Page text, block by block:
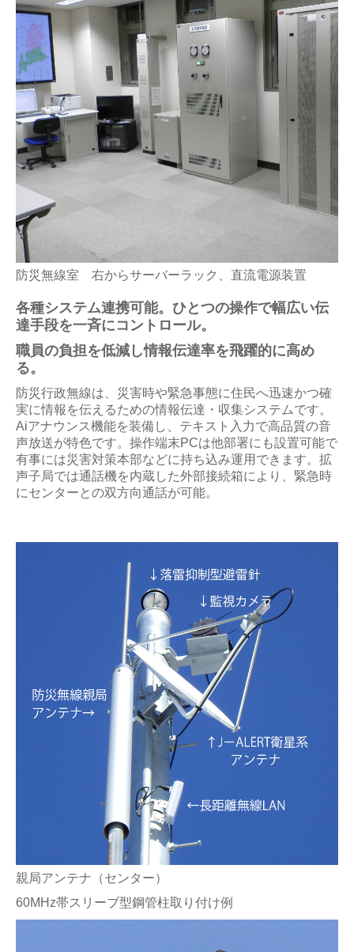
防災無線室 右からサーバーラック、直流電源装置
各種システム連携可能。ひとつの操作で幅広い伝
達手段を一斉にコントロール。
職員の負担を低減し情報伝達率を飛躍的に高め
る。
防災行政無線は、災害時や緊急事態に住民へ迅速かつ確
実に情報を伝えるための情報伝達・収集システムです。
Aiアナウンス機能を装備し、テキスト入力で高品質の音
声放送が特色です。操作端末PCは他部署にも設置可能で
有事には災害対策本部などに持ち込み運用できます。拡
声子局では通話機を内蔵した外部接続箱により、緊急時
にセンターとの双方向通話が可能。
親局アンテナ（センター）
60MHz帯スリーブ型鋼管柱取り付け例